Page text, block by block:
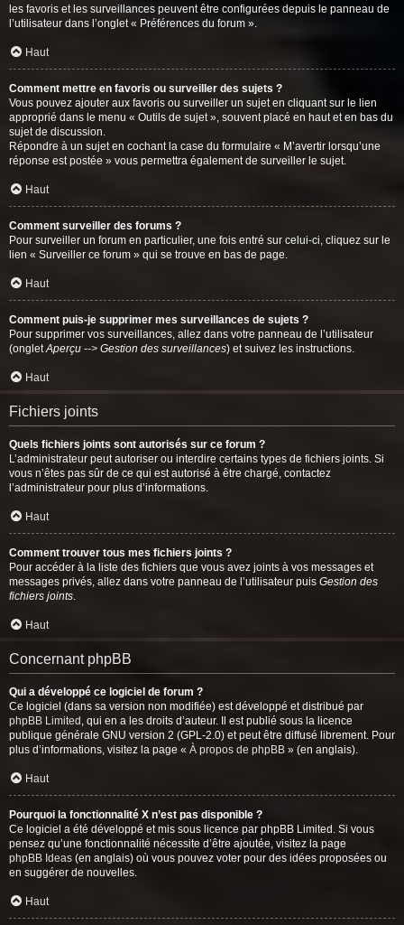
les favoris et les surveillances peuvent être configurées depuis le panneau de
l’utilisateur dans l’onglet « Préférences du forum ».
Haut
Comment mettre en favoris ou surveiller des sujets ?
Vous pouvez ajouter aux favoris ou surveiller un sujet en cliquant sur le lien
approprié dans le menu « Outils de sujet », souvent placé en haut et en bas du
sujet de discussion.
Répondre à un sujet en cochant la case du formulaire « M’avertir lorsqu’une
réponse est postée » vous permettra également de surveiller le sujet.
Haut
Comment surveiller des forums ?
Pour surveiller un forum en particulier, une fois entré sur celui-ci, cliquez sur le
lien « Surveiller ce forum » qui se trouve en bas de page.
Haut
Comment puis-je supprimer mes surveillances de sujets ?
Pour supprimer vos surveillances, allez dans votre panneau de l’utilisateur
(ongletAperçu --> Gestion des surveillances) et suivez les instructions.
Haut
Fichiers joints
Quels fichiers joints sont autorisés sur ce forum ?
L’administrateur peut autoriser ou interdire certains types de fichiers joints. Si
vous n’êtes pas sûr de ce qui est autorisé à être chargé, contactez
l’administrateur pour plus d’informations.
Haut
Comment trouver tous mes fichiers joints ?
Pour accéder à la liste des fichiers que vous avez joints à vos messages et
messages privés, allez dans votre panneau de l’utilisateur puis Gestion des
fichiers joints.
Haut
Concernant phpBB
Qui a développé ce logiciel de forum ?
Ce logiciel (dans sa version non modifiée) est développé et distribué par
phpBB Limited , qui en a les droits d’auteur. Il est publié sous la licence
publique générale GNU version 2 (GPL-2.0) et peut être diffusé librement. Pour
plus d’informations, visitez la page « À propos de phpBB » (en anglais).
Haut
Pourquoi la fonctionnalité X n’est pas disponible ?
Ce logiciel a été développé et mis sous licence par phpBB Limited. Si vous
pensez qu’une fonctionnalité nécessite d’être ajoutée, visitez la page
phpBB Ideas (en anglais) où vous pouvez voter pour des idées proposées ou
en suggérer de nouvelles.
Haut